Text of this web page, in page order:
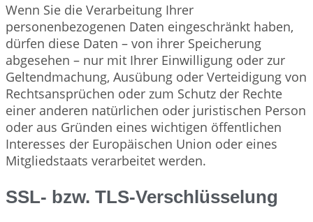
Wenn Sie die Verarbeitung Ihrer
personenbezogenen Daten eingeschränkt haben,
dürfen diese Daten – von ihrer Speicherung
abgesehen – nur mit Ihrer Einwilligung oder zur
Geltendmachung, Ausübung oder Verteidigung von
Rechtsansprüchen oder zum Schutz der Rechte
einer anderen natürlichen oder juristischen Person
oder aus Gründen eines wichtigen öffentlichen
Interesses der Europäischen Union oder eines
Mitgliedstaats verarbeitet werden.
SSL- bzw. TLS-Verschlüsselung